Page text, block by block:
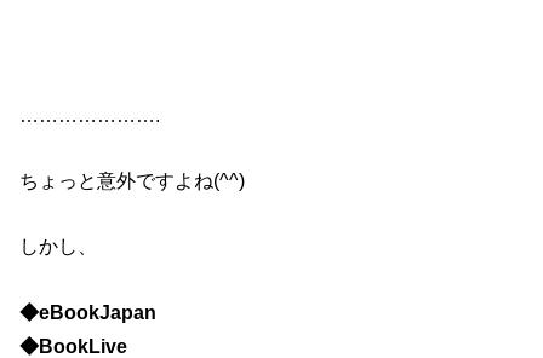
………………….
ちょっと意外ですよね(^^)
しかし、
◆eBookJapan
◆BookLive